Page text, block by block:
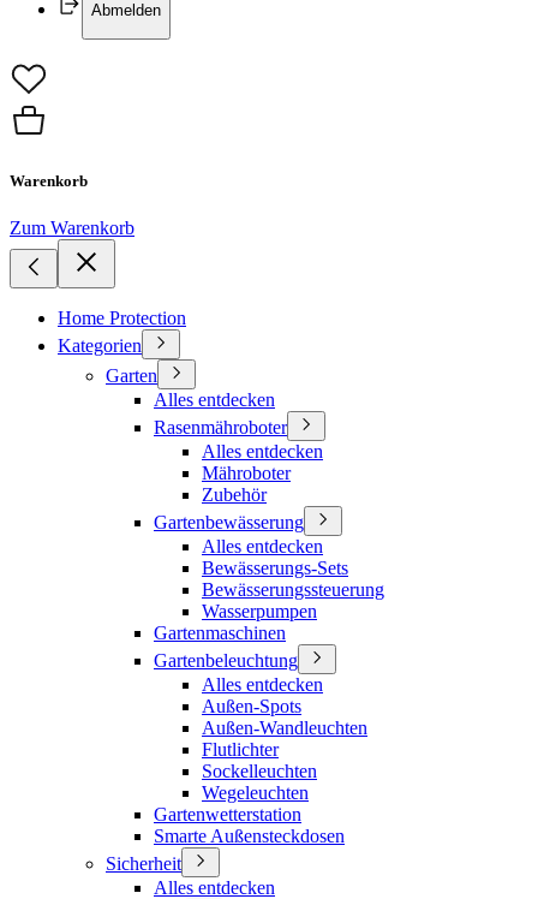
Abmelden
Warenkorb
Zum Warenkorb
Home Protection
Kategorien
Garten
Alles entdecken
Rasenmähroboter
Alles entdecken
Mähroboter
Zubehör
Gartenbewässerung
Alles entdecken
Bewässerungs-Sets
Bewässerungssteuerung
Wasserpumpen
Gartenmaschinen
Gartenbeleuchtung
Alles entdecken
Außen-Spots
Außen-Wandleuchten
Flutlichter
Sockelleuchten
Wegeleuchten
Gartenwetterstation
Smarte Außensteckdosen
Sicherheit
Alles entdecken